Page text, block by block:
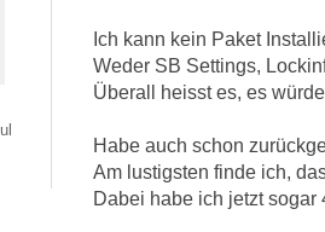
Ich kann kein Paket
Weder SB Settings,
Überall heisst es, es
Habe auch schon
Am lustigsten finde ich,
Dabei habe ich jetzt sogar